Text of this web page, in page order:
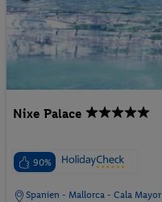
Nixe Palace
90%
Spanien - Mallorca - Cala Mayor